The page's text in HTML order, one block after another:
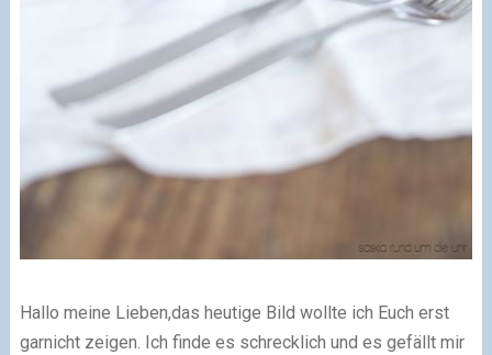
Hallo meine Lieben,das heutige Bild wollte ich Euch erst
garnicht zeigen. Ich finde es schrecklich und es gefällt mir